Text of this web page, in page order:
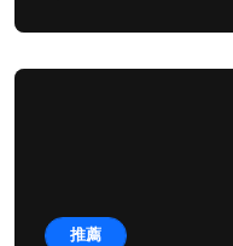
推薦